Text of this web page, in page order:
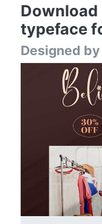
Download
typeface
Designed by